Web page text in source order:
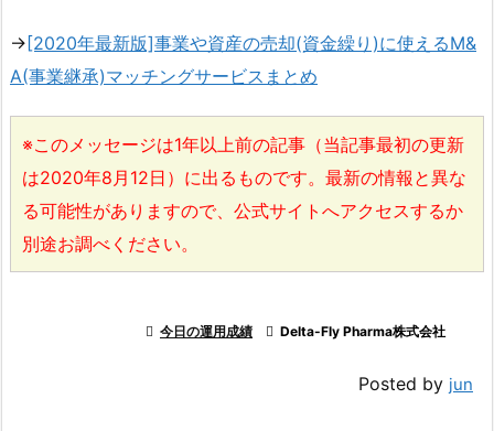
→ [2020年最新版]事業や資産の売却(資金繰り)に使えるM&
A(事業継承)マッチングサービスまとめ
※このメッセージは1年以上前の記事（当記事最初の更新
は2020年8月12日）に出るものです。最新の情報と異な
る可能性がありますので、公式サイトへアクセスするか
別途お調べください。
 今日の運用成績  Delta-Fly Pharma株式会社
Posted by jun